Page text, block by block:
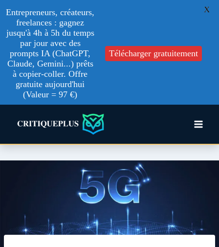
Entrepreneurs, créateurs,
freelances : gagnez
jusqu'à 4h à 5h du temps
par jour avec des
prompts IA (ChatGPT,
Claude, Gemini...) prêts
à copier-coller. Offre
gratuite aujourd'hui
(Valeur = 97 €)
Télécharger gratuitement
X